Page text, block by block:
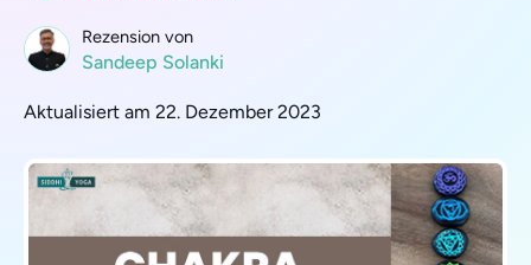
Rezension von
Sandeep Solanki
Aktualisiert am 22. Dezember 2023